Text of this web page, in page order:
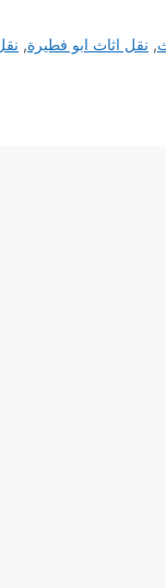
, نقل اثاث ابو فطيرة,